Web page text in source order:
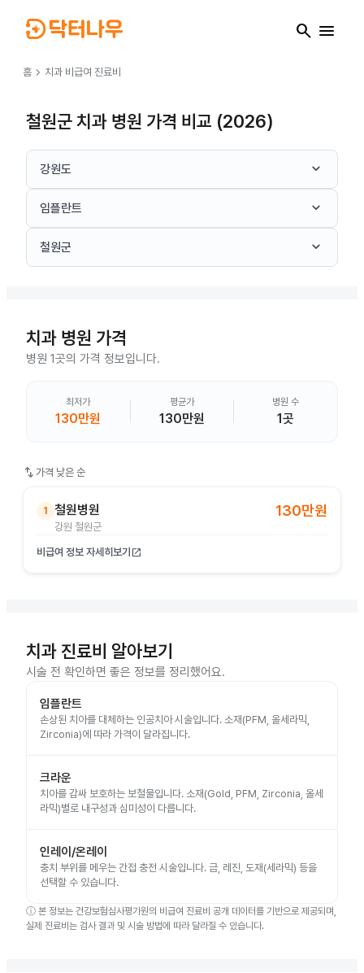
search menu
홈 chevron_right 치과 비급여 진료비
철원군 치과 병원 가격 비교 (2026)
강원도 keyboard_arrow_down
임플란트 keyboard_arrow_down
철원군 keyboard_arrow_down
치과 병원 가격
병원 1곳의 가격 정보입니다.
최저가
130만원
평균가
130만원
병원 수
1곳
swap_vert 가격 낮은 순
1 철원병원
강원 철원군
130만원
비급여 정보 자세히보기 open_in_new
치과 진료비 알아보기
시술 전 확인하면 좋은 정보를 정리했어요.
임플란트
손상된 치아를 대체하는 인공치아 시술입니다. 소재(PFM, 올세라믹,
Zirconia)에 따라 가격이 달라집니다.
크라운
치아를 감싸 보호하는 보철물입니다. 소재(Gold, PFM, Zirconia, 올세
라믹)별로 내구성과 심미성이 다릅니다.
인레이/온레이
충치 부위를 메우는 간접 충전 시술입니다. 금, 레진, 도재(세라믹) 등을
선택할 수 있습니다.
ⓘ 본 정보는 건강보험심사평가원의 비급여 진료비 공개 데이터를 기반으로 제공되며,
실제 진료비는 검사 결과 및 시술 방법에 따라 달라질 수 있습니다.